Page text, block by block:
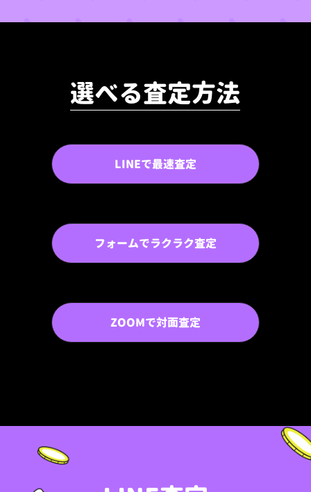
選べる査定方法
LINEで最速査定
フォームでラクラク査定
ZOOMで対面査定